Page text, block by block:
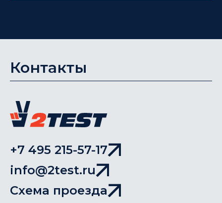
Контакты
+7 495 215-57-17
info@2test.ru
Схема проезда